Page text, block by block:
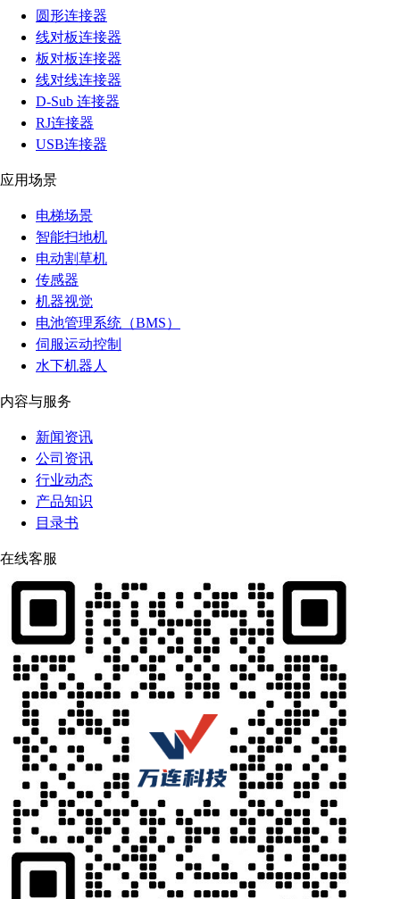
圆形连接器
线对板连接器
板对板连接器
线对线连接器
D-Sub 连接器
RJ连接器
USB连接器
应用场景
电梯场景
智能扫地机
电动割草机
传感器
机器视觉
电池管理系统（BMS）
伺服运动控制
水下机器人
内容与服务
新闻资讯
公司资讯
行业动态
产品知识
目录书
在线客服